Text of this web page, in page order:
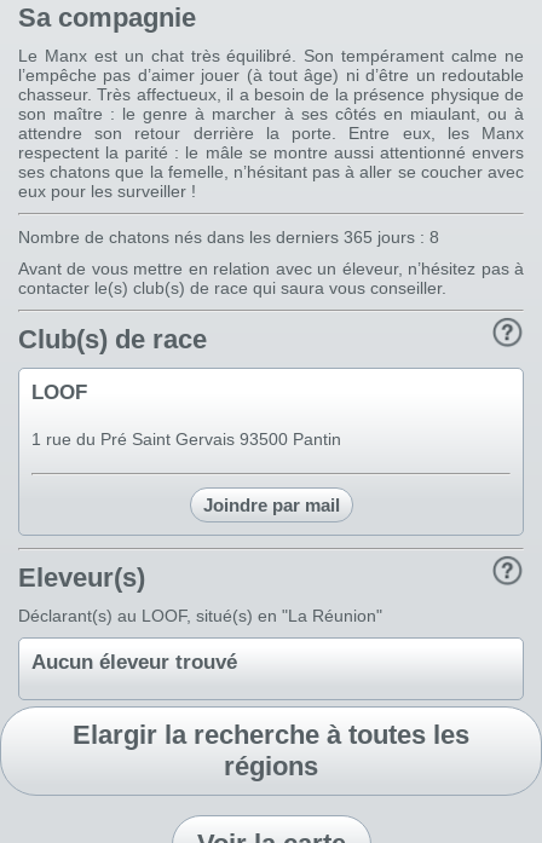
Sa compagnie
Le Manx est un chat très équilibré. Son tempérament calme ne
l’empêche pas d’aimer jouer (à tout âge) ni d’être un redoutable
chasseur. Très affectueux, il a besoin de la présence physique de
son maître : le genre à marcher à ses côtés en miaulant, ou à
attendre son retour derrière la porte. Entre eux, les Manx
respectent la parité : le mâle se montre aussi attentionné envers
ses chatons que la femelle, n’hésitant pas à aller se coucher avec
eux pour les surveiller !
Nombre de chatons nés dans les derniers 365 jours : 8
Avant de vous mettre en relation avec un éleveur, n’hésitez pas à
contacter le(s) club(s) de race qui saura vous conseiller.
Club(s) de race
LOOF
1 rue du Pré Saint Gervais 93500 Pantin
Joindre par mail
Eleveur(s)
Déclarant(s) au LOOF, situé(s) en "La Réunion"
Aucun éleveur trouvé
Elargir la recherche à toutes les
régions